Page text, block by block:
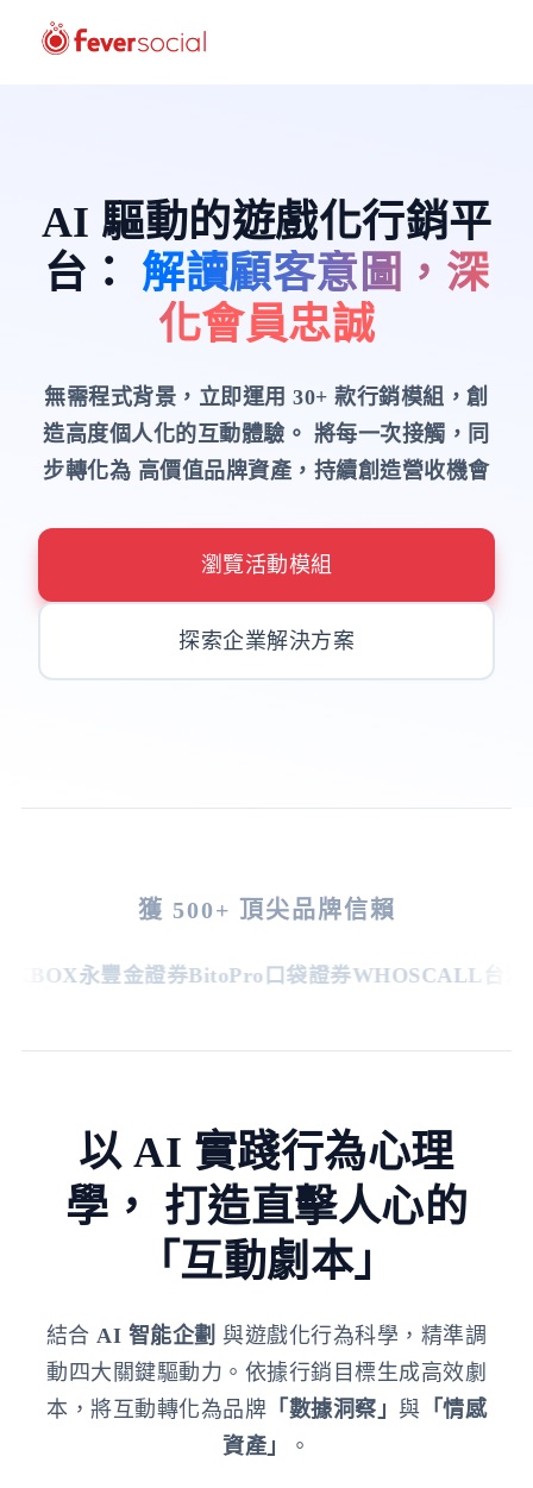
AI 驅動的遊戲化行銷平
台 ： 解讀顧客意圖，深
化會員忠誠
無需程式背景，立即運用 30+ 款行銷模組，創
造高度個人化的互動體驗。 將每一次接觸，同
步轉化為 高價值品牌資產，持續創造營收機會
瀏覽活動模組
探索企業解決方案
獲 500+ 頂尖品牌信賴
永豐金證券BitoPro口袋證券WHOSCALL台灣虎
以 AI 實踐行為心理
學， 打造直擊人心的
「互動劇本」
結合 AI 智能企劃 與遊戲化行為科學，精準調
動四大關鍵驅動力。依據行銷目標生成高效劇
本，將互動轉化為品牌 「數據洞察」 與 「情感
資產」
。